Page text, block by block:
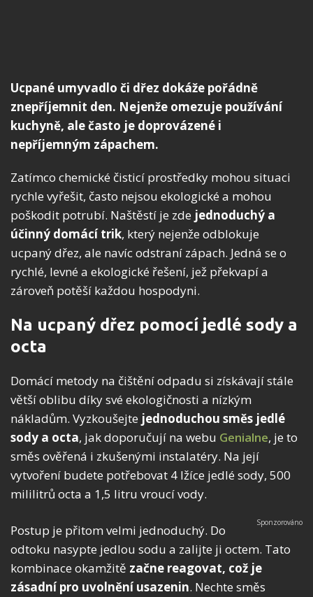
Ucpané umyvadlo či dřez dokáže pořádně
znepříjemnit den. Nejenže omezuje používání
kuchyně, ale často je doprovázené i
nepříjemným zápachem.
Zatímco chemické čisticí prostředky mohou situaci
rychle vyřešit, často nejsou ekologické a mohou
poškodit potrubí. Naštěstí je zde jednoduchý a
účinný domácí trik, který nejenže odblokuje
ucpaný dřez, ale navíc odstraní zápach. Jedná se o
rychlé, levné a ekologické řešení, jež překvapí a
zároveň potěší každou hospodyni.
Na ucpaný dřez pomocí jedlé sody a
octa
Domácí metody na čištění odpadu si získávají stále
větší oblibu díky své ekologičnosti a nízkým
nákladům. Vyzkoušejte jednoduchou směs jedlé
sody a octa, jak doporučují na webu Genialne, je to
směs ověřená i zkušenými instalatéry. Na její
vytvoření budete potřebovat 4 lžíce jedlé sody, 500
mililitrů octa a 1,5 litru vroucí vody.
Postup je přitom velmi jednoduchý. Do
odtoku nasypte jedlou sodu a zalijte ji octem. Tato
kombinace okamžitě začne reagovat, což je
zásadní pro uvolnění usazenin. Nechte směs